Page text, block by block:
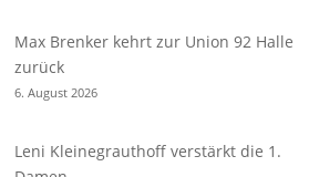
Max Brenker kehrt zur Union 92 Halle
zurück
6. August 2026
Leni Kleinegrauthoff verstärkt die 1.